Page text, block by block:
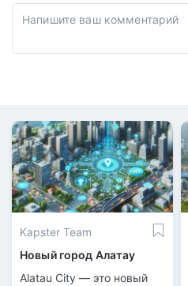
Kapster Team
Новый город Алатау
Alatau City — это новый